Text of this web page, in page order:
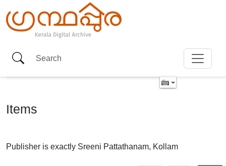
Items
Publisher is exactly Sreeni Pattathanam, Kollam